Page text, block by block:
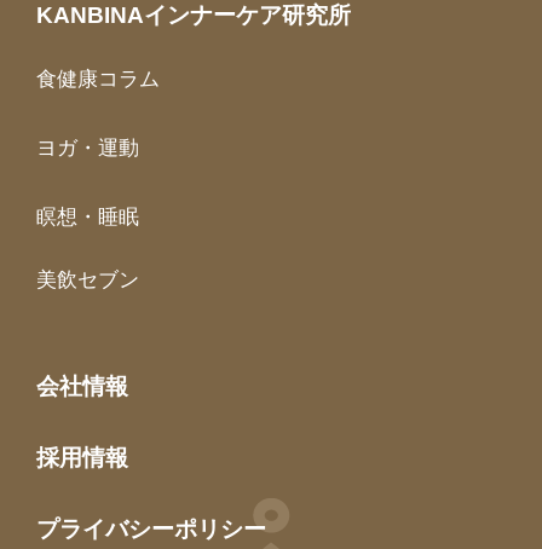
KANBINAインナーケア研究所
食健康コラム
ヨガ・運動
瞑想・睡眠
美飲セブン
会社情報
採用情報
プライバシーポリシー